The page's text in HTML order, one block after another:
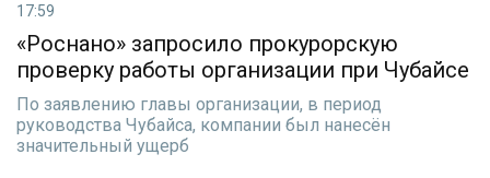
17:59
«Роснано» запросило прокурорскую
проверку работы организации при Чубайсе
По заявлению главы организации, в период
руководства Чубайса, компании был нанесён
значительный ущерб